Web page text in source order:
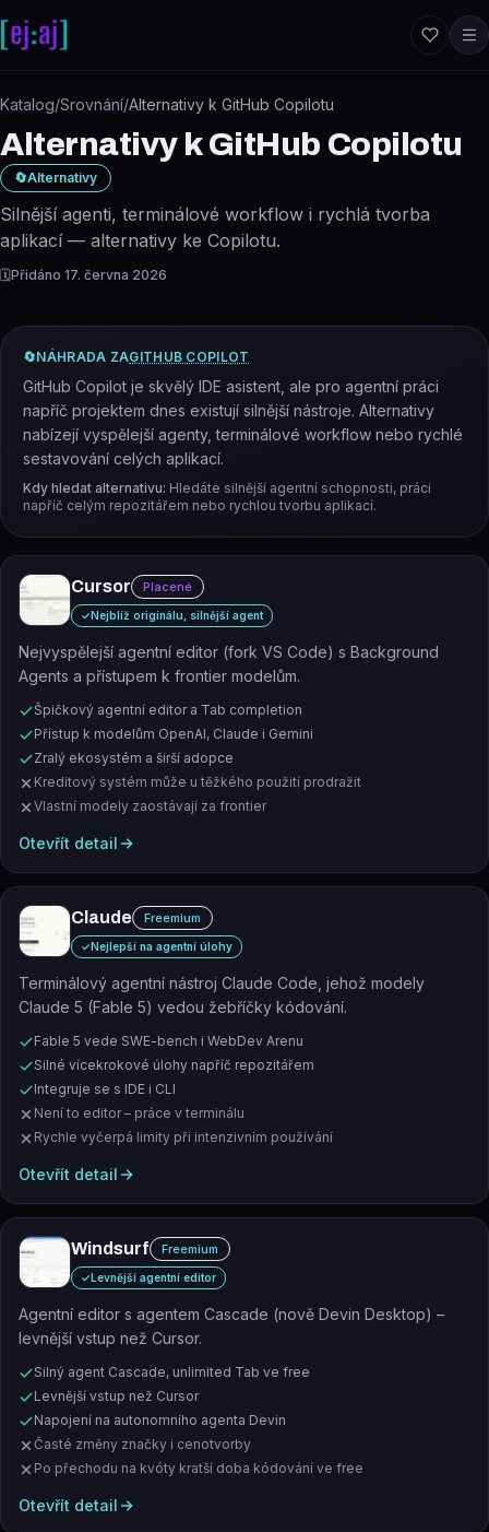
Katalog/Srovnání/Alternativy k GitHub Copilotu
Alternativy k GitHub Copilotu
🔄Alternativy
Silnější agenti, terminálové workflow i rychlá tvorba
aplikací — alternativy ke Copilotu.
🗓️Přidáno 17. června 2026
🔄NÁHRADA ZAGITHUB COPILOT
GitHub Copilot je skvělý IDE asistent, ale pro agentní práci
napříč projektem dnes existují silnější nástroje. Alternativy
nabízejí vyspělejší agenty, terminálové workflow nebo rychlé
sestavování celých aplikací.
Kdy hledat alternativu: Hledáte silnější agentní schopnosti, práci
napříč celým repozitářem nebo rychlou tvorbu aplikací.
Cursor Placené
✓Nejblíž originálu, silnější agent
Nejvyspělejší agentní editor (fork VS Code) s Background
Agents a přístupem k frontier modelům.
Špičkový agentní editor a Tab completion
Přístup k modelům OpenAI, Claude i Gemini
Zralý ekosystém a širší adopce
Kreditový systém může u těžkého použití prodražit
Vlastní modely zaostávají za frontier
Otevřít detail
Claude Freemium
✓Nejlepší na agentní úlohy
Terminálový agentní nástroj Claude Code, jehož modely
Claude 5 (Fable 5) vedou žebříčky kódování.
Fable 5 vede SWE-bench i WebDev Arenu
Silné vícekrokové úlohy napříč repozitářem
Integruje se s IDE i CLI
Není to editor – práce v terminálu
Rychle vyčerpá limity při intenzivním používání
Otevřít detail
Windsurf Freemium
✓Levnější agentní editor
Agentní editor s agentem Cascade (nově Devin Desktop) –
levnější vstup než Cursor.
Silný agent Cascade, unlimited Tab ve free
Levnější vstup než Cursor
Napojení na autonomního agenta Devin
Časté změny značky i cenotvorby
Po přechodu na kvóty kratší doba kódování ve free
Otevřít detail